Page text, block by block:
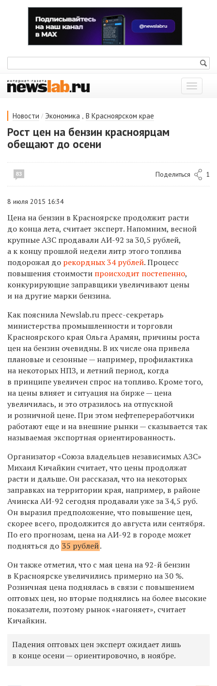
Показать
меню
Новости / Экономика , В Красноярском крае
Рост цен на бензин красноярцам
обещают до осени
83 Поделиться 1
8 июля 2015 16:34
Цена на бензин в Красноярске продолжит расти
до конца лета, считает эксперт. Напомним, весной
крупные АЗС продавали АИ-92 за 30,5 рублей,
а к концу прошлой недели литр этого топлива
подорожал до рекордных 34 рублей. Процесс
повышения стоимости происходит постепенно,
конкурирующие заправщики увеличивают цены
и на другие марки бензина.
Как пояснила Newslab.ru пресс-секретарь
министерства промышленности и торговли
Красноярского края Ольга Арамян, причины роста
цен на бензин очевидны. В их числе она привела
плановые и сезонные — например, профилактика
на некоторых НПЗ, и летний период, когда
в принципе увеличен спрос на топливо. Кроме того,
на цены влияет и ситуация на бирже — цена
увеличилась, и это отразилось на отпускной
и розничной цене. При этом нефтепереработчики
работают еще и на внешние рынки — сказывается так
называемая экспортная ориентированность.
Организатор «Союза вла­дельцев независимых АЗС»
Михаил Кичайкин считает, что цены продолжат
расти и дальше. Он рассказал, что на некоторых
заправках на территории края, например, в районе
Ачинска АИ-92 сегодня продавали уже за 34,5 руб.
Он выразил предположение, что повышение цен,
скорее всего, продолжится до августа или сентября.
По его прогнозам, цена на АИ-92 в городе может
подняться до 35 рублей.
Он также отметил, что с мая цена на 92-й бензин
в Красноярске увеличились примерно на 30 %.
Розничная цена поднялась в связи с повышением
оптовых цен, но вторые поднялись на более высокие
показатели, поэтому рынок «нагоняет», считает
Кичайкин.
Падения оптовых цен эксперт ожидает лишь
в конце осени — ориентировочно, в ноябре.